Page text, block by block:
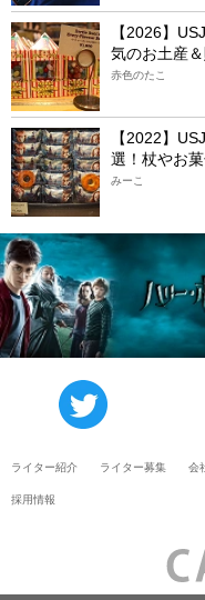
【2026】
気のお土産
赤色のたこ
【2022】
選！杖やお
みーこ
ライター紹介 ライター募集 会
採用情報